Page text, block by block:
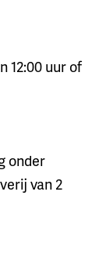
12:00 uur of
onder
van 2